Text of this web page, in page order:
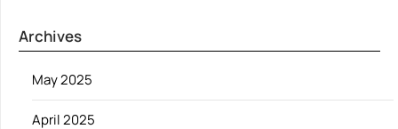
Archives
May 2025
April 2025